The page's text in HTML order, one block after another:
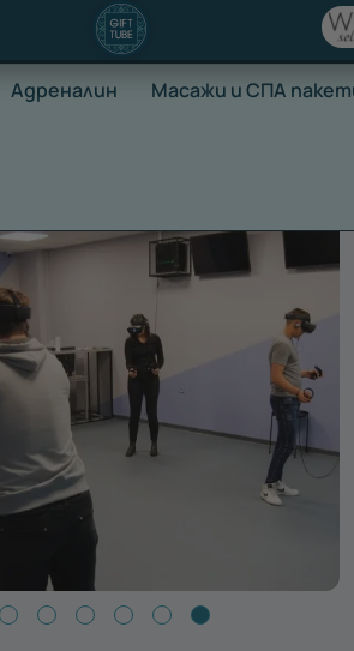
Адреналин Масажи и СПА